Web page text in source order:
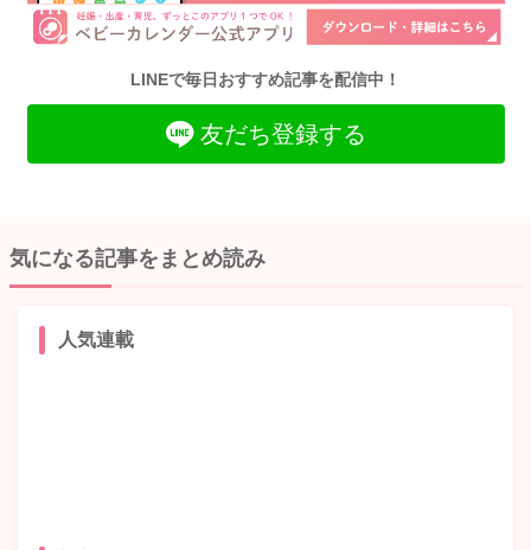
LINEで毎日おすすめ記事を配信中！
友だち登録する
気になる記事をまとめ読み
人気連載